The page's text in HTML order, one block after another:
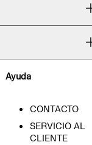
Ayuda
CONTACTO
SERVICIO AL
CLIENTE